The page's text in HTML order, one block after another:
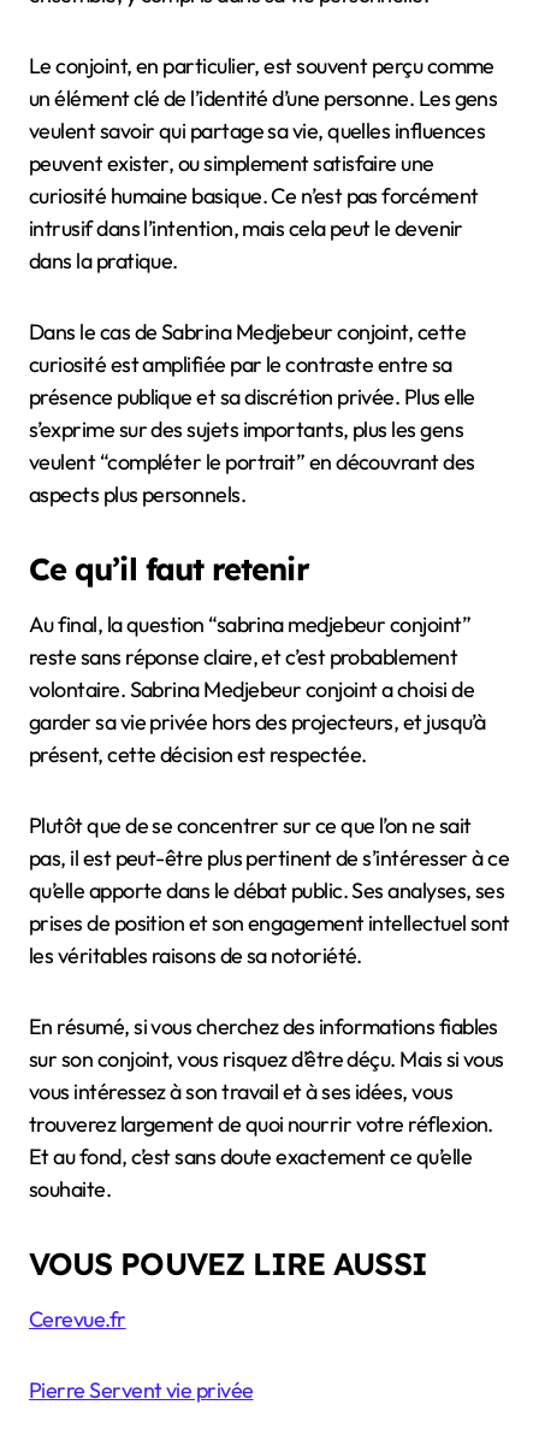
Le conjoint, en particulier, est souvent perçu comme
un élément clé de l’identité d’une personne. Les gens
veulent savoir qui partage sa vie, quelles influences
peuvent exister, ou simplement satisfaire une
curiosité humaine basique. Ce n’est pas forcément
intrusif dans l’intention, mais cela peut le devenir
dans la pratique.
Dans le cas de Sabrina Medjebeur conjoint, cette
curiosité est amplifiée par le contraste entre sa
présence publique et sa discrétion privée. Plus elle
s’exprime sur des sujets importants, plus les gens
veulent “compléter le portrait” en découvrant des
aspects plus personnels.
Ce qu’il faut retenir
Au final, la question “sabrina medjebeur conjoint”
reste sans réponse claire, et c’est probablement
volontaire. Sabrina Medjebeur conjoint a choisi de
garder sa vie privée hors des projecteurs, et jusqu’à
présent, cette décision est respectée.
Plutôt que de se concentrer sur ce que l’on ne sait
pas, il est peut-être plus pertinent de s’intéresser à ce
qu’elle apporte dans le débat public. Ses analyses, ses
prises de position et son engagement intellectuel sont
les véritables raisons de sa notoriété.
En résumé, si vous cherchez des informations fiables
sur son conjoint, vous risquez d’être déçu. Mais si vous
vous intéressez à son travail et à ses idées, vous
trouverez largement de quoi nourrir votre réflexion.
Et au fond, c’est sans doute exactement ce qu’elle
souhaite.
VOUS POUVEZ LIRE AUSSI
Cerevue.fr
Pierre Servent vie privée